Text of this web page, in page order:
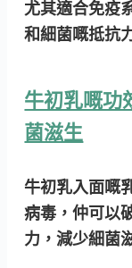
尤其適合免疫
和細菌嘅抵抗
牛初乳嘅功
菌滋生
牛初乳入面嘅
病毒，仲可以
力，減少細菌